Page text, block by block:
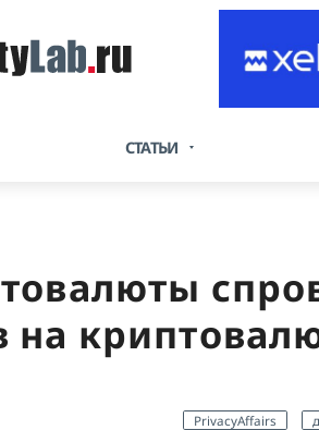
СТАТЬИ
на
PrivacyAffairs